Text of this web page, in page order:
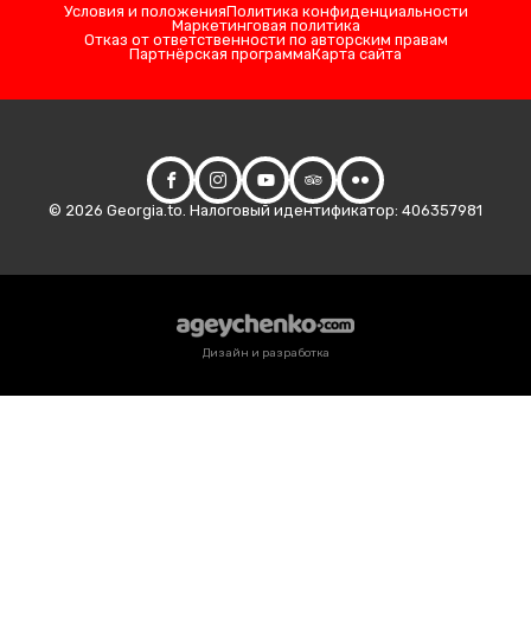
Условия и положенияПолитика конфиденциальности
Маркетинговая политика
Отказ от ответственности по авторским правам
Партнёрская программаКарта сайта
© 2026 Georgia.to. Налоговый идентификатор: 406357981
Дизайн и разработка